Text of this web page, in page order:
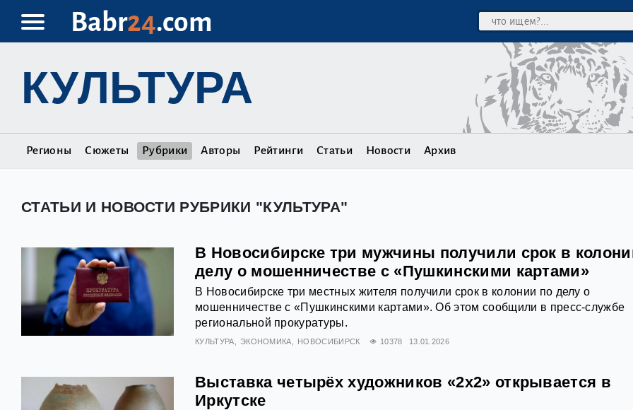
Babr24.com
КУЛЬТУРА
Регионы Сюжеты Рубрики Авторы Рейтинги Статьи Новости Архив
СТАТЬИ И НОВОСТИ РУБРИКИ "КУЛЬТУРА"
В Новосибирске три мужчины получили срок в
делу о мошенничестве с «Пушкинскими картами»
В Новосибирске три местных жителя получили срок в колонии по делу о
мошенничестве с «Пушкинскими картами». Об этом сообщили в пресс-службе
региональной прокуратуры.
КУЛЬТУРА ЭКОНОМИКА НОВОСИБИРСК 10378 13.01.2026
Выставка четырёх художников «2х2» открывается в
Иркутске